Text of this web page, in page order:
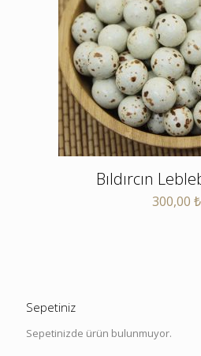
Bıldırcın
300,00 ₺
Sepetiniz
Sepetinizde ürün bulunmuyor.